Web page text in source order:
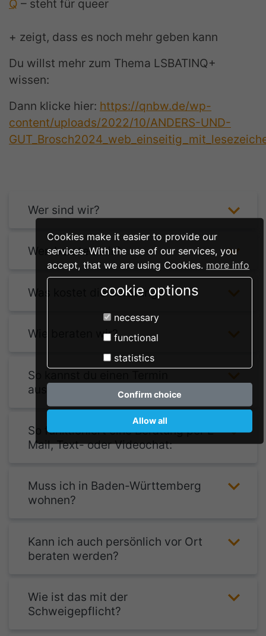
Cookies make it easier to provide our
services. With the use of our services, you
accept, that we are using Cookies. more info
cookie options
necessary
functional
statistics
Confirm choice
Allow all
Q – steht für queer
+ zeigt, dass es noch mehr geben kann
Du willst mehr zum Thema LSBATINQ+
wissen:
Dann klicke hier: https://qnbw.de/wp-
content/uploads/2022/10/ANDERS-UND-
Wer sind wir?
Wen beraten wir?
Was kostet die Beratung?
Wie beraten wir?
So kannst du einen Termin
ausmachen:
So funktioniert eine Beratung per E-
Mail, Text- oder Videochat:
Muss ich in Baden-Württemberg
wohnen?
Kann ich auch persönlich vor Ort
beraten werden?
Wie ist das mit der
Schweigepflicht?